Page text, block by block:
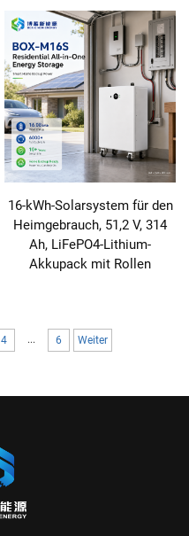
16-kWh-Solarsystem für den
Heimgebrauch, 51,2 V, 314
Ah, LiFePO4-Lithium-
Akkupack mit Rollen
4 ... 6 Weiter